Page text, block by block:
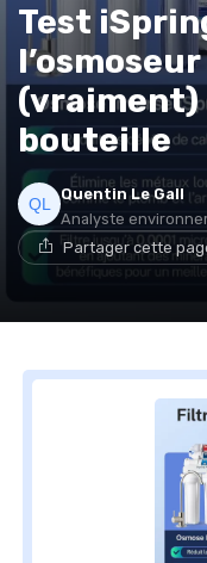
Test
(vraiment)
bouteille
Quentin Le Gall
Analyste
Partager cette